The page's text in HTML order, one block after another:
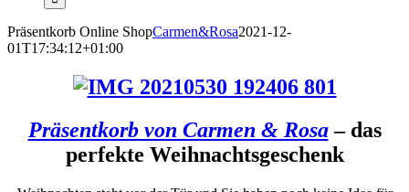
Präsentkorb Online ShopCarmen&Rosa2021-12-
01T17:34:12+01:00
Präsentkorb von Carmen & Rosa– das
perfekte Weihnachtsgeschenk